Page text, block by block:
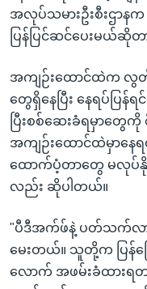
အလုပ်သမားဦးစီးဌာ
ပြန်ပြင်ဆင်ပေးမယ်ဆိုတ
အကျဉ်းထောင်ထဲက လွ
တွေရှိနေပြီး နေရပ်ပြန်
ပြီးစစ်ဆေးခံရမှာတွေ
အကျဉ်းထောင်ထဲမှာန
ထောက်ပံ့တာတွေ မလုပ်
လည်း ဆိုပါတယ်။
"ပီဒီအက်ဖ်နဲ့ ပတ်သက်လာ
မေးတယ်။ သူတို့က ပြန်
လောက် အဖမ်းခံထား